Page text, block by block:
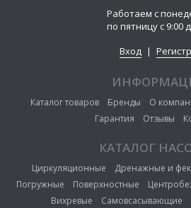
Работаем с
по пятницу с 9:00
Вход |
Каталог товаров Бренды О
Гарантия
Отзывы
КАТАЛОГ
Циркуляционные Дренажные и
Погружные
Поверхностные
Вихревые
Самовсасывающие